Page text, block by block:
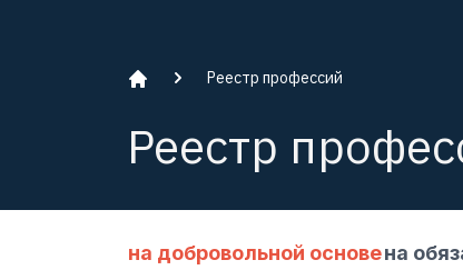
Реестр профессий
Реестр
на добровольной основена